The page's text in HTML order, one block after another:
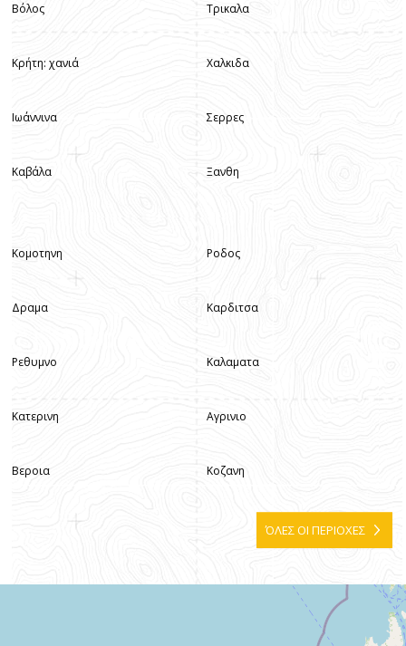
Βόλος
Κρήτη: χανιά
Ιωάννινα
Καβάλα
Τρικαλα
Χαλκιδα
Σερρες
Ξανθη
Κομοτηνη
Δραμα
Ρεθυμνο
Κατερινη
Βεροια
Ροδος
Καρδιτσα
Καλαματα
Αγρινιο
Κοζανη
ΌΛΕΣ ΟΙ ΠΕΡΙΟΧΕΣ